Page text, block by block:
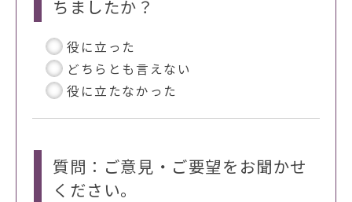
ちましたか？
役に立った
どちらとも言えない
役に立たなかった
質問：ご意見・ご要望をお聞かせ
ください。